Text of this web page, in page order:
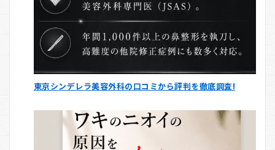
東京シンデレラ美容外科の口コミから評判を徹底調査!